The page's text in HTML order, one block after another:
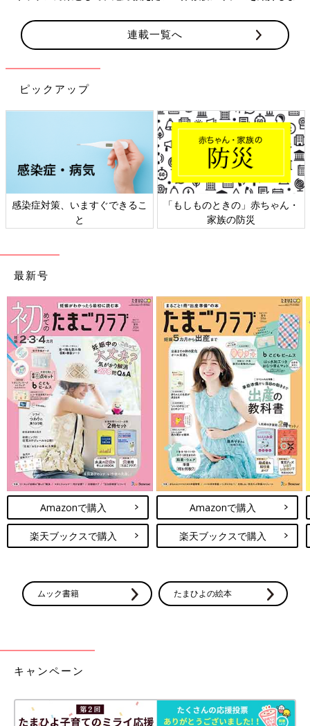
こちらは、yapi_kurashi__さんがセリアで購入したリップポー
チ。内側がアルミ素材になっていて、暑さからリップを守ってく
れるのだとか。付属のカラビナでバッグの持ち手などに取りつけ
ると、リップを探す手間もなくなるそうです◎
子ども用マグの保冷にもぴったり！「缶ドリンクカ
バー」
連載一覧へ
ピックアップ
感染症対策、いますぐできるこ
と
「もしものときの」赤ちゃん・
家族の防災
最新号
Amazonで購入
楽天ブックスで購入
Amazonで購入
楽天ブックスで購入
ムック書籍 たまひよの絵本
キャンペーン